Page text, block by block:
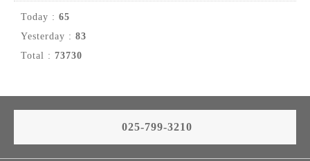
Today : 65
Yesterday : 83
Total : 73730
025-799-3210